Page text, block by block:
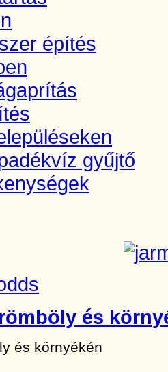
építés
gyűjtő
és
és környékén